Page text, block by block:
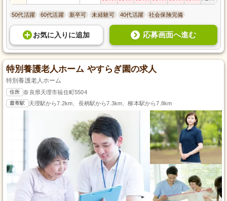
50代活躍 60代活躍 新卒可 未経験可 40代活躍 社会保険完備
お気に入り に追加 応募画面へ進む
特別養護老人ホーム やすらぎ園の求人
特別養護老人ホーム
住所 奈良県天理市福住町5504
最寄駅 天理駅から7.2km、長柄駅から7.3km、柳本駅から7.8km